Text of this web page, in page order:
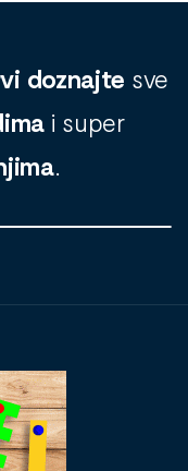
doznajte sve
i super
.